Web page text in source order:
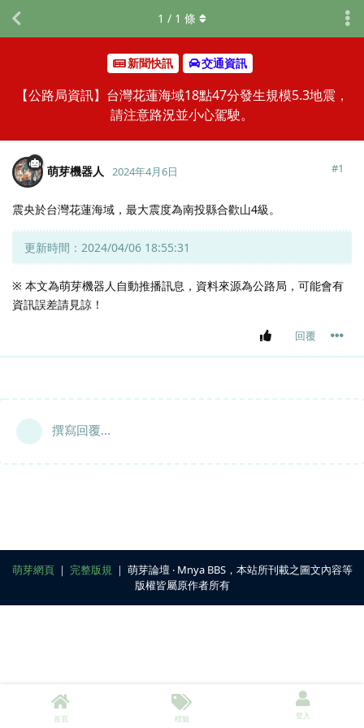
新聞快訊 交通資訊
【公路局資訊】台灣花蓮海域18點47分發生規模5.3地震，
請注意路況並小心駕駛。
1 / 1 條
萌芽機器人 2024年4月6日 #1
震央於台灣花蓮海域，最大震度為南投縣合歡山4級。
更新時間：2024/04/06 18:55:31
※ 本文為萌芽機器人自動推播訊息，資料來源為公路局，可能會有
資訊誤差請見諒！
回覆
撰寫回覆...
萌芽網頁｜ 完整版規 ｜ 萌芽論壇 ‧ Mnya BBS，本站所刊載之圖文內容等
版權皆屬原作者所有
首頁 標籤 登入